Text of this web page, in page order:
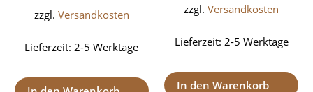
zzgl. Versandkosten
Lieferzeit:2-5 Werktage
zzgl.Versandkosten
Lieferzeit: 2-5 Werktage
In den Warenkorb